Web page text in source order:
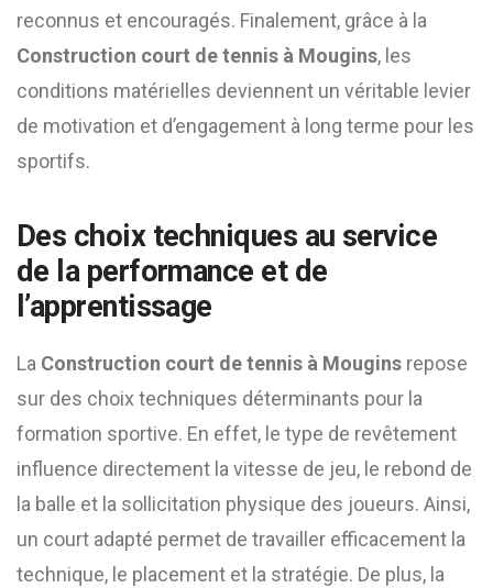
reconnus et encouragés. Finalement, grâce à la
Construction court de tennis à Mougins, les
conditions matérielles deviennent un véritable levier
de motivation et d’engagement à long terme pour les
sportifs.
Des choix techniques au service
de la performance et de
l’apprentissage
La Construction court de tennis à Mougins repose
sur des choix techniques déterminants pour la
formation sportive. En effet, le type de revêtement
influence directement la vitesse de jeu, le rebond de
la balle et la sollicitation physique des joueurs. Ainsi,
un court adapté permet de travailler efficacement la
technique, le placement et la stratégie. De plus, la